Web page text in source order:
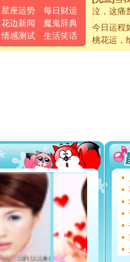
星座运势
每日财运
花边新闻
魔鬼辞典
情感测试
生活笑话
泣，这痛
卖了。水
[春节]风
颜！冬去
道一声平
能正大光
都要快乐
[圣诞节]
如意,快
[元旦]
看
断电。
你是我
[元旦]
如
起；二
离。水
今日运程
桃花运，